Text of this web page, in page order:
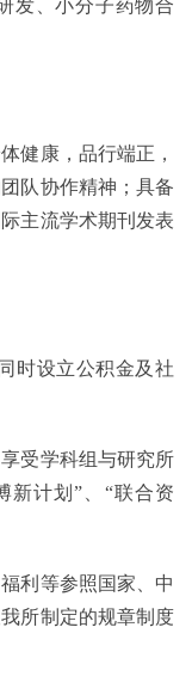
发、小分子药物合
健康，品行端正，
队协作精神；具备
主流学术期刊发表
时设立公积金及社
受学科组与研究所
新计划”、“联合资
利等参照国家、中
所制定的规章制度